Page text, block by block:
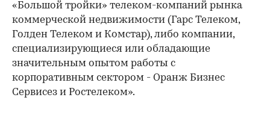
«Большой тройки» телеком-компаний рынка
коммерческой недвижимости (Гарс Телеком,
Голден Телеком и Комстар), либо компании,
специализирующиеся или обладающие
значительным опытом работы с
корпоративным сектором - Оранж Бизнес
Сервисез и Ростелеком».